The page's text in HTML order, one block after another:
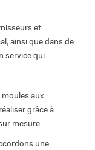
et
ainsi que dans de
service qui
aux
grâce à
mesure
une